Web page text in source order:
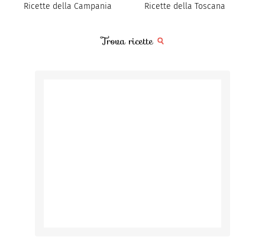
Ricette della Campania
Ricette della Toscana
Trova ricette